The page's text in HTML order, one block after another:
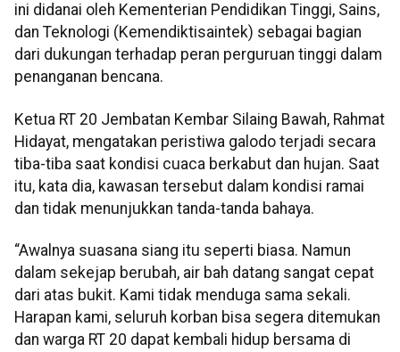
ini didanai oleh Kementerian Pendidikan Tinggi, Sains,
dan Teknologi (Kemendiktisaintek) sebagai bagian
dari dukungan terhadap peran perguruan tinggi dalam
penanganan bencana.
Ketua RT 20 Jembatan Kembar Silaing Bawah, Rahmat
Hidayat, mengatakan peristiwa galodo terjadi secara
tiba-tiba saat kondisi cuaca berkabut dan hujan. Saat
itu, kata dia, kawasan tersebut dalam kondisi ramai
dan tidak menunjukkan tanda-tanda bahaya.
“Awalnya suasana siang itu seperti biasa. Namun
dalam sekejap berubah, air bah datang sangat cepat
dari atas bukit. Kami tidak menduga sama sekali.
Harapan kami, seluruh korban bisa segera ditemukan
dan warga RT 20 dapat kembali hidup bersama di